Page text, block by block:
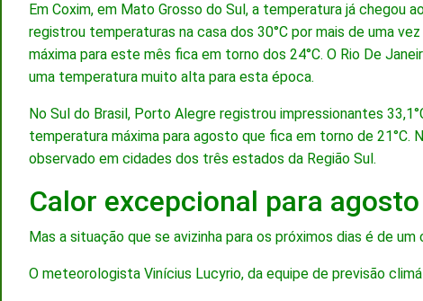
Em Coxim, em Mato Grosso do Sul, a temperatura já chegou
registrou temperaturas na casa dos 30°C por mais de uma
máxima para este mês fica em torno dos 24°C. O Rio De
uma temperatura muito alta para esta época.
No Sul do Brasil, Porto Alegre registrou impressionantes
temperatura máxima para agosto que fica em torno de 21°C.
observado em cidades dos três estados da Região Sul.
Calor excepcional para agosto
Mas a situação que se avizinha para os próximos dias é de
O meteorologista Vinícius Lucyrio, da equipe de previsão